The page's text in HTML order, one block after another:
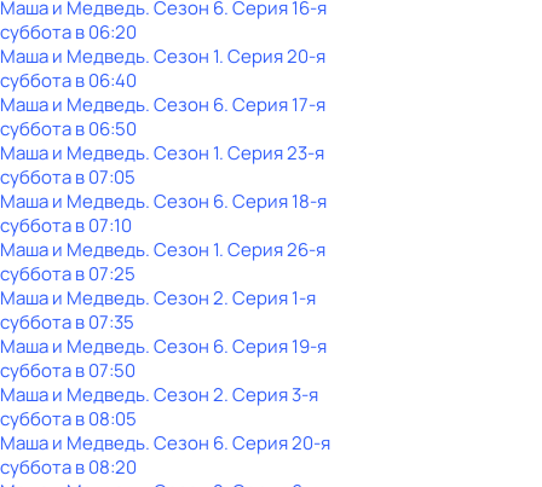
Маша и Медведь. Сезон 6. Серия 16-я
субботав06:20
Маша и Медведь. Сезон 1. Серия 20-я
субботав06:40
Маша и Медведь. Сезон 6. Серия 17-я
субботав06:50
Маша и Медведь. Сезон 1. Серия 23-я
субботав07:05
Маша и Медведь. Сезон 6. Серия 18-я
субботав07:10
Маша и Медведь. Сезон 1. Серия 26-я
субботав07:25
Маша и Медведь. Сезон 2. Серия 1-я
субботав07:35
Маша и Медведь. Сезон 6. Серия 19-я
субботав07:50
Маша и Медведь. Сезон 2. Серия 3-я
субботав08:05
Маша и Медведь. Сезон 6. Серия 20-я
субботав08:20